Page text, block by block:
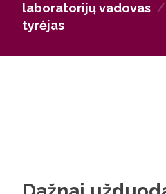
laboratorijų vadovas /
tyrėjas